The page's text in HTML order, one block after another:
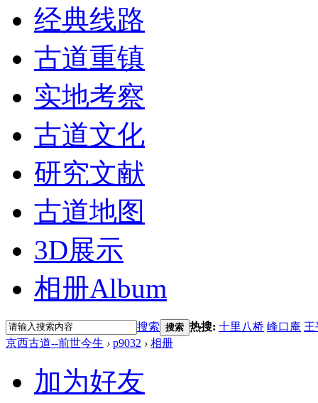
经典线路
古道重镇
实地考察
古道文化
研究文献
古道地图
3D展示
相册Album
搜索 搜索 热搜: 十里八桥 峰口庵 王
京西古道--前世今生 › p9032 › 相册
加为好友